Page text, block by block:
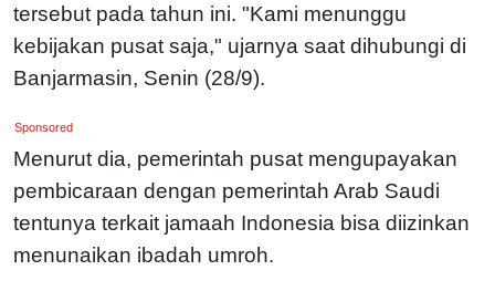
tersebut pada tahun ini. "Kami menunggu
kebijakan pusat saja," ujarnya saat dihubungi di
Banjarmasin, Senin (28/9).
Sponsored
Menurut dia, pemerintah pusat mengupayakan
pembicaraan dengan pemerintah Arab Saudi
tentunya terkait jamaah Indonesia bisa diizinkan
menunaikan ibadah umroh.